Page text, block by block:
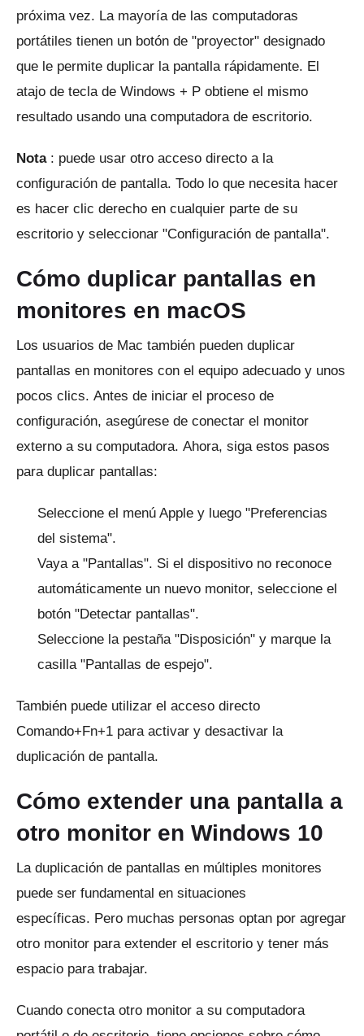
próxima vez. La mayoría de las computadoras
portátiles tienen un botón de "proyector" designado
que le permite duplicar la pantalla rápidamente. El
atajo de tecla de Windows + P obtiene el mismo
resultado usando una computadora de escritorio.
Nota: puede usar otro acceso directo a la
configuración de pantalla. Todo lo que necesita hacer
es hacer clic derecho en cualquier parte de su
escritorio y seleccionar "Configuración de pantalla".
Cómo duplicar pantallas en
monitores en macOS
Los usuarios de Mac también pueden duplicar
pantallas en monitores con el equipo adecuado y unos
pocos clics. Antes de iniciar el proceso de
configuración, asegúrese de conectar el monitor
externo a su computadora. Ahora, siga estos pasos
para duplicar pantallas:
Seleccione el menú Apple y luego "Preferencias
del sistema".
Vaya a "Pantallas". Si el dispositivo no reconoce
automáticamente un nuevo monitor, seleccione el
botón "Detectar pantallas".
Seleccione la pestaña "Disposición" y marque la
casilla "Pantallas de espejo".
También puede utilizar el acceso directo
Comando+Fn+1 para activar y desactivar la
duplicación de pantalla.
Cómo extender una pantalla a
otro monitor en Windows 10
La duplicación de pantallas en múltiples monitores
puede ser fundamental en situaciones
específicas. Pero muchas personas optan por agregar
otro monitor para extender el escritorio y tener más
espacio para trabajar.
Cuando conecta otro monitor a su computadora